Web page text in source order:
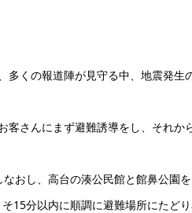
くの報道陣が見守る中、地震発生
さんにまず避難誘導をし、それか
おし、高台の湊公民館と館鼻公園
15分以内に順調に避難場所にたどり